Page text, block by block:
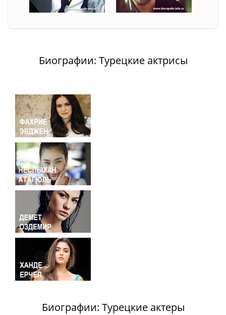
Биографии: Турецкие актрисы
Биографии: Турецкие актеры